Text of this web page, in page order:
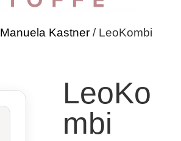
Manuela Kastner / LeoKombi
LeoKo
Mbi